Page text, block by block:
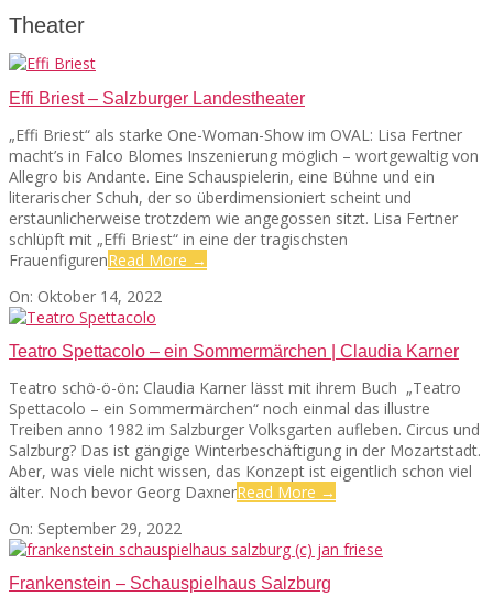
FROM
THE
CHEAP
SEATS
Theater
Effi Briest – Salzburger Landestheater
„Effi Briest“ als starke One-Woman-Show im OVAL: Lisa Fertner
macht’s in Falco Blomes Inszenierung möglich – wortgewaltig von
Allegro bis Andante. Eine Schauspielerin, eine Bühne und ein
literarischer Schuh, der so überdimensioniert scheint und
erstaunlicherweise trotzdem wie angegossen sitzt. Lisa Fertner
schlüpft mit „Effi Briest“ in eine der tragischsten
FrauenfigurenRead More →
2022-
10-
On: Oktober 14, 2022
Teatro Spettacolo – ein Sommermärchen | Claudia Karner
Teatro schö-ö-ön: Claudia Karner lässt mit ihrem Buch „Teatro
Spettacolo – ein Sommermärchen“ noch einmal das illustre
Treiben anno 1982 im Salzburger Volksgarten aufleben. Circus und
Salzburg? Das ist gängige Winterbeschäftigung in der Mozartstadt.
Aber, was viele nicht wissen, das Konzept ist eigentlich schon viel
älter. Noch bevor Georg DaxnerRead More →
2022-
09-
On: September 29, 2022
Frankenstein – Schauspielhaus Salzburg